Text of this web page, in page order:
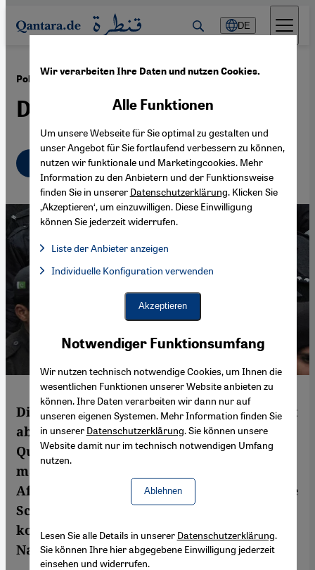
Direkt zum Inhalt springen
DE
Politische Gewalt in Pakistan ·26.08.2016
Der Feind im Innern
Deutsch English
Die Welle der Gewalt in Pakistan reißt nicht
ab, wie der jüngste Bombenanschlag in
Quetta verdeutlicht. Pakistans Generäle
machen dafür militante Gruppen aus
Afghanistan verantwortlich. Doch einseitige
Schuldzuweisungen helfen nicht, das
komplizierte Verhältnis zu Pakistans
Nachbarn zu lösen, meint James M. Dorsey.
Wir verarbeiten Ihre Daten und nutzen Cookies.
Notwendiger Funktionsumfang
Wir nutzen technisch notwendige Cookies, um Ihnen die
wesentlichen Funktionen unserer Website anbieten zu
können. Ihre Daten verarbeiten wir dann nur auf
unseren eigenen Systemen. Mehr Information finden Sie
in unserer Datenschutzerklärung. Sie können unsere
Website damit nur im technisch notwendigen Umfang
nutzen.
Ablehnen
Alle Funktionen
Um unsere Webseite für Sie optimal zu gestalten und
unser Angebot für Sie fortlaufend verbessern zu können,
nutzen wir funktionale und Marketingcookies. Mehr
Information zu den Anbietern und der Funktionsweise
finden Sie in unserer Datenschutzerklärung. Klicken Sie
‚Akzeptieren‘, um einzuwilligen. Diese Einwilligung
können Sie jederzeit widerrufen.
Liste der Anbieter anzeigen
Facebook Embed / Facebook Connect, Google Maps Embed,
Facebook Embed / Facebook Connect
Google Maps Embed
Individuelle Konfiguration verwenden
Akzeptieren
Lesen Sie alle Details in unserer Datenschutzerklärung.
Sie können Ihre hier abgegebene Einwilligung jederzeit
einsehen und widerrufen.